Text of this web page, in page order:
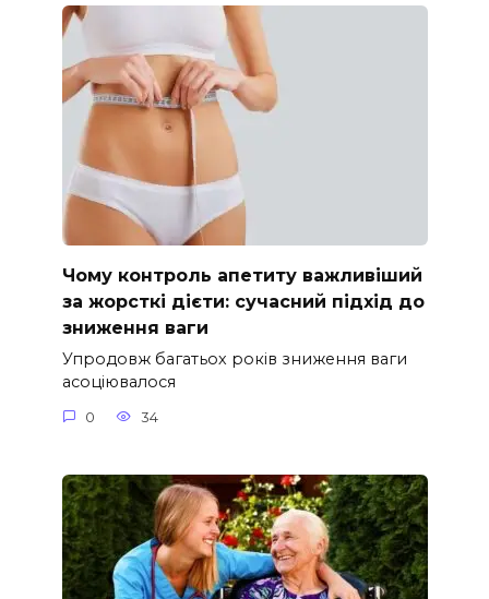
Чому контроль апетиту важливіший
за жорсткі дієти: сучасний підхід до
зниження ваги
Упродовж багатьох років зниження ваги
асоціювалося
0 34